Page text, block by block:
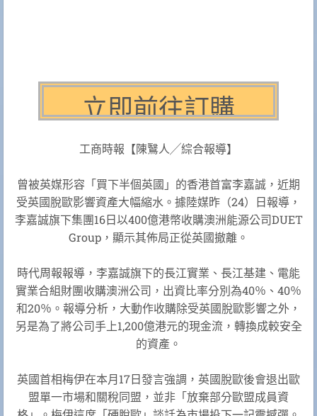
工商時報【陳鷖人╱綜合報導】
曾被英媒形容「買下半個英國」的香港首富李嘉誠，近期
受英國脫歐影響資產大幅縮水。據陸媒昨（24）日報導，
李嘉誠旗下集團16日以400億港幣收購澳洲能源公司DUET
Group，顯示其佈局正從英國撤離。
時代周報報導，李嘉誠旗下的長江實業、長江基建、電能
實業合組財團收購澳洲公司，出資比率分別為40％、40％
和20％。報導分析，大動作收購除受英國脫歐影響之外，
另是為了將公司手上1,200億港元的現金流，轉換成較安全
的資產。
英國首相梅伊在本月17日發言強調，英國脫歐後會退出歐
盟單一市場和關稅同盟，並非「放棄部分歐盟成員資